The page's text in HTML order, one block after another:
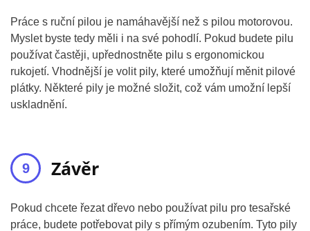
Práce s ruční pilou je namáhavější než s pilou motorovou.
Myslet byste tedy měli i na své pohodlí. Pokud budete pilu
používat častěji, upřednostněte pilu s ergonomickou
rukojetí. Vhodnější je volit pily, které umožňují měnit pilové
plátky. Některé pily je možné složit, což vám umožní lepší
uskladnění.
Závěr
Pokud chcete řezat dřevo nebo používat pilu pro tesařské
práce, budete potřebovat pily s přímým ozubením. Tyto pily